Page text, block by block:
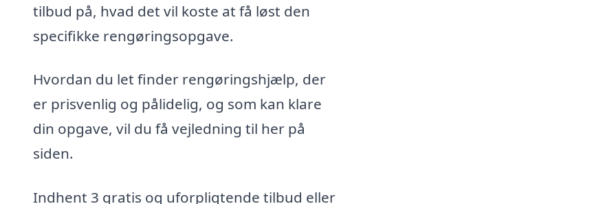
tilbud på, hvad det vil koste at få løst den
specifikke rengøringsopgave.
Hvordan du let finder rengøringshjælp, der
er prisvenlig og pålidelig, og som kan klare
din opgave, vil du få vejledning til her på
siden.
Indhent 3 gratis og uforpligtende tilbud eller